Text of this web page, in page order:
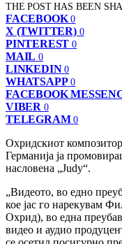
THE POST HAS BEEN
FACEBOOK 0
X (TWITTER) 0
PINTEREST 0
MAIL 0
LINKEDIN 0
WHATSAPP 0
FACEBOOK
VIBER 0
TELEGRAM 0
Охридскиот
Германија ја
насловена „Judy“.
„Видеото, во едно
кое јас го нарекувам
Охрид), во една
видео и аудио